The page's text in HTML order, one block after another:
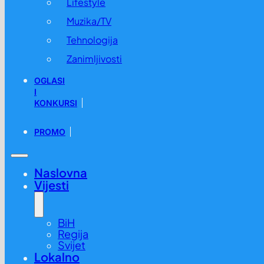
Muzika/TV
Tehnologija
Zanimljivosti
OGLASI
I
KONKURSI
PROMO
Naslovna
Vijesti
BiH
Regija
Svijet
Lokalno
Zatražen pritvor za nasilnika koji je u Mostaru ženu izbo